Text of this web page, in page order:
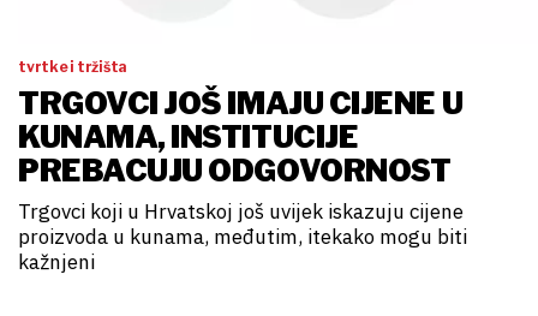
tvrtke i tržišta
TRGOVCI JOŠ IMAJU CIJENE U
KUNAMA, INSTITUCIJE
PREBACUJU ODGOVORNOST
Trgovci koji u Hrvatskoj još uvijek iskazuju cijene
proizvoda u kunama, međutim, itekako mogu biti
kažnjeni